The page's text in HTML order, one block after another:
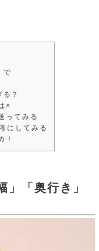
で
？
×
ってみる
にしてみる
！
」「奥行き」